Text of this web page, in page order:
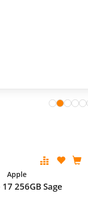
Apple
256GB Sage